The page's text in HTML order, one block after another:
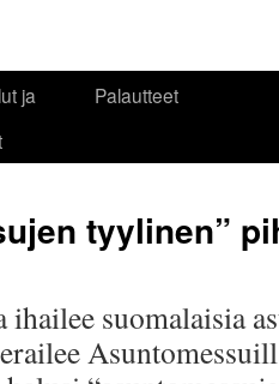
ja
Palautteet
tyylinen”
ihailee suomalaisia